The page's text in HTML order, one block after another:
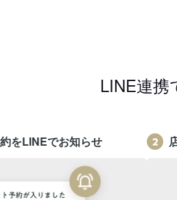
LINE連
をLINEでお知らせ